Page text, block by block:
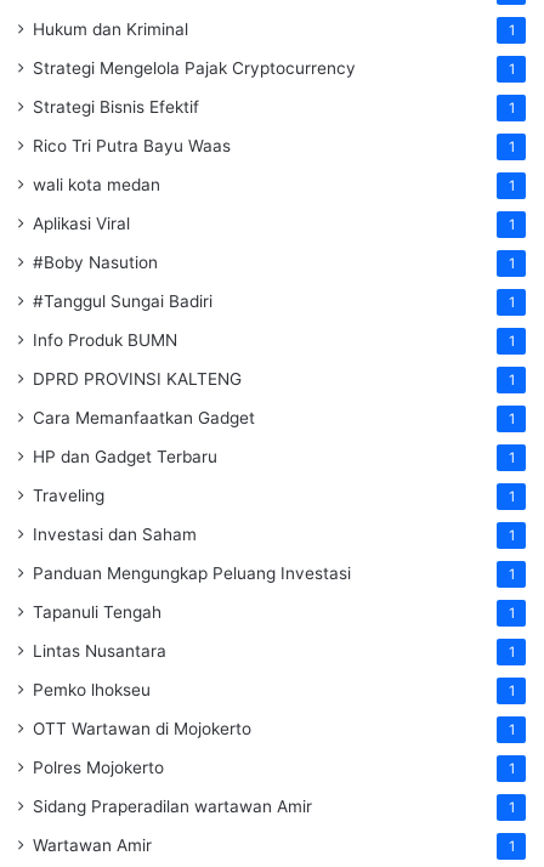
Hukum dan Kriminal 1
Strategi Mengelola Pajak Cryptocurrency 1
Strategi Bisnis Efektif 1
Rico Tri Putra Bayu Waas 1
wali kota medan 1
Aplikasi Viral 1
#Boby Nasution 1
#Tanggul Sungai Badiri 1
Info Produk BUMN 1
DPRD PROVINSI KALTENG 1
Cara Memanfaatkan Gadget 1
HP dan Gadget Terbaru 1
Traveling 1
Investasi dan Saham 1
Panduan Mengungkap Peluang Investasi 1
Tapanuli Tengah 1
Lintas Nusantara 1
Pemko lhokseu 1
OTT Wartawan di Mojokerto 1
Polres Mojokerto 1
Sidang Praperadilan wartawan Amir 1
Wartawan Amir 1